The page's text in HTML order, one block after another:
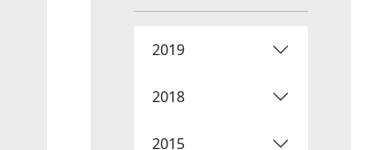
2019
2018
2015